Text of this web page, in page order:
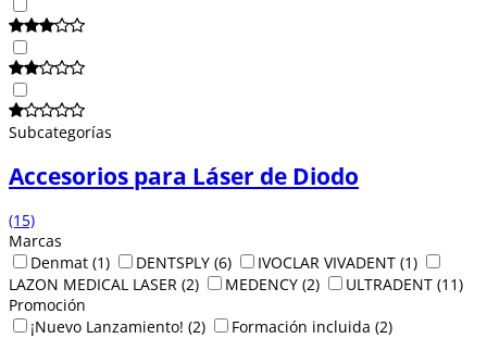
Subcategorías
Accesorios para Láser de Diodo
(15)
Marcas
Denmat (1) DENTSPLY (6) IVOCLAR VIVADENT (1)
LAZON MEDICAL LASER (2) MEDENCY (2) ULTRADENT (11)
Promoción
¡Nuevo Lanzamiento! (2) Formación incluida (2)